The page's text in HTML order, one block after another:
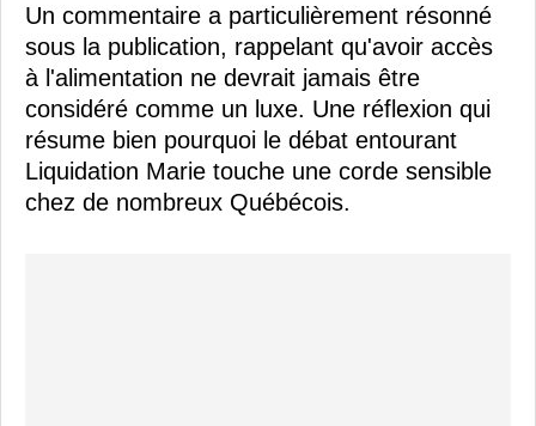
Un commentaire a particulièrement résonné
sous la publication, rappelant qu'avoir accès
à l'alimentation ne devrait jamais être
considéré comme un luxe. Une réflexion qui
résume bien pourquoi le débat entourant
Liquidation Marie touche une corde sensible
chez de nombreux Québécois.